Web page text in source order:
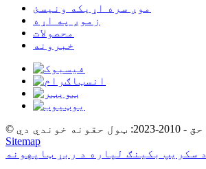
موږ سره اړیکه ونیسئ
زموږ په اړه
محصولات
خبرونه
Sitemap
د سکریپ بکینګ لپاره د ربړ ټاپهونه